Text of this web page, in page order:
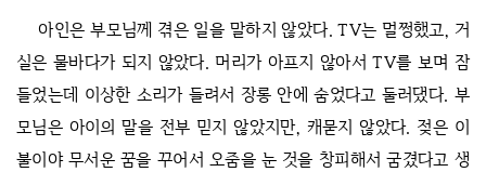
아인은 부모님께 겪은 일을 말하지 않았다. TV는 멀쩡했고, 거
실은 물바다가 되지 않았다. 머리가 아프지 않아서 TV를 보며 잠
들었는데 이상한 소리가 들려서 장롱 안에 숨었다고 둘러댔다. 부
모님은 아이의 말을 전부 믿지 않았지만, 캐묻지 않았다. 젖은 이
불이야 무서운 꿈을 꾸어서 오줌을 눈 것을 창피해서 굼겼다고 생